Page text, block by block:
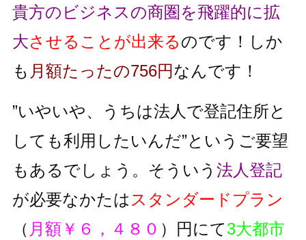
貴方のビジネスの商圏を飛躍的に拡
大させることが出来るのです！しか
も 月額たったの756円なんです！
”いやいや、うちは法人で登記住所と
しても利用したいんだ”というご要望
もあるでしょう。そういう 法人登記
が必要なかたは スタンダードプラン
（ 月額￥６，４８０ ）円にて3大都市